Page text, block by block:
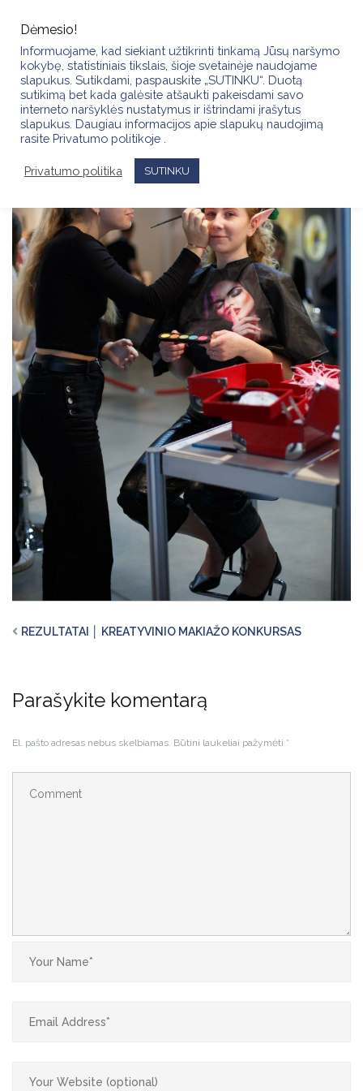
content
REZULTATAI │ KREATYVINIO MAKIAŽO KONKURSAS
Parašykite komentarą
El. pašto adresas nebus skelbiamas. Būtini laukeliai pažymėti *
Dėmesio!
Informuojame, kad siekiant užtikrinti tinkamą Jūsų naršymo
kokybę, statistiniais tikslais, šioje svetainėje naudojame
slapukus. Sutikdami, paspauskite „SUTINKU“. Duotą
sutikimą bet kada galėsite atšaukti pakeisdami savo
interneto naršyklės nustatymus ir ištrindami įrašytus
slapukus. Daugiau informacijos apie slapukų naudojimą
rasite Privatumo politikoje .
Privatumo politika SUTINKU